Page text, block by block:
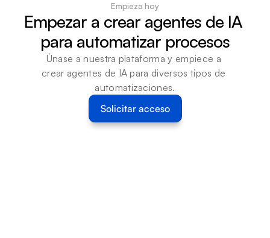
Empieza hoy
Empezar a crear agentes de IA
para automatizar procesos
Únase a nuestra plataforma y empiece a
crear agentes de IA para diversos tipos de
automatizaciones.
Solicitar acceso